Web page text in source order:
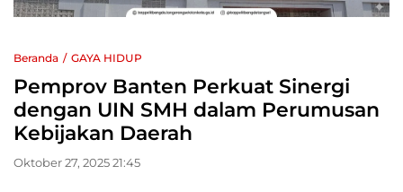
Beranda GAYA HIDUP
Pemprov Banten Perkuat Sinergi
dengan UIN SMH dalam Perumusan
Kebijakan Daerah
Oktober 27, 2025 21:45